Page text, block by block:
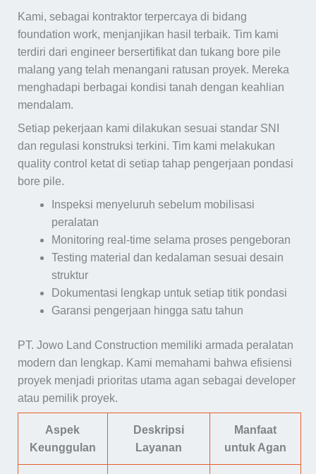
Kami, sebagai kontraktor terpercaya di bidang
foundation work, menjanjikan hasil terbaik. Tim kami
terdiri dari engineer bersertifikat dan tukang bore pile
malang yang telah menangani ratusan proyek. Mereka
menghadapi berbagai kondisi tanah dengan keahlian
mendalam.
Setiap pekerjaan kami dilakukan sesuai standar SNI
dan regulasi konstruksi terkini. Tim kami melakukan
quality control ketat di setiap tahap pengerjaan pondasi
bore pile.
Inspeksi menyeluruh sebelum mobilisasi
peralatan
Monitoring real-time selama proses pengeboran
Testing material dan kedalaman sesuai desain
struktur
Dokumentasi lengkap untuk setiap titik pondasi
Garansi pengerjaan hingga satu tahun
PT. Jowo Land Construction memiliki armada peralatan
modern dan lengkap. Kami memahami bahwa efisiensi
proyek menjadi prioritas utama agan sebagai developer
atau pemilik proyek.
Aspek
Keunggulan
Deskripsi
Layanan
Manfaat
untuk Agan